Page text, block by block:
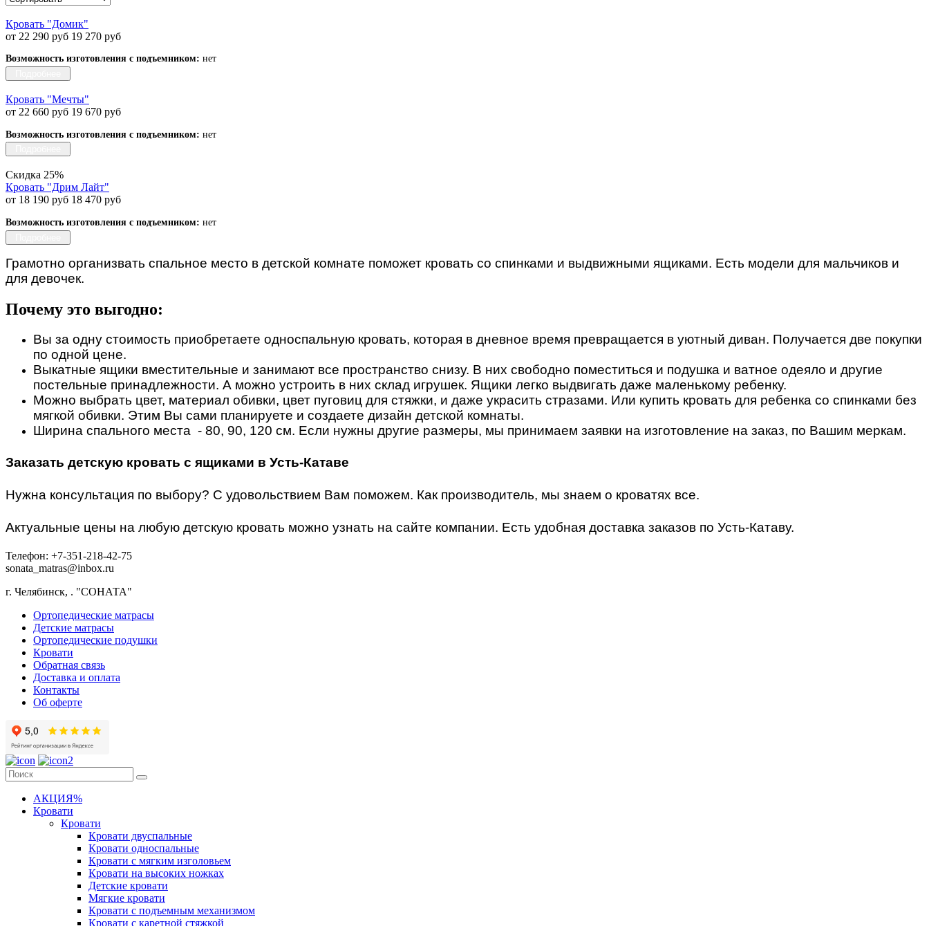
Кровать "Домик"
от 22 290 руб 19 270 руб
Возможность изготовления с подъемником: нет
Кровать "Мечты"
от 22 660 руб 19 670 руб
Возможность изготовления с подъемником: нет
Скидка 25%
Кровать "Дрим Лайт"
от 18 190 руб 18 470 руб
Возможность изготовления с подъемником: нет
Грамотно организвать спальное место в детской комнате поможет кровать со спинками и выдвижными ящиками. Есть модели для мальчиков и
для девочек.
Почему это выгодно:
Вы за одну стоимость приобретаете односпальную кровать, которая в дневное время превращается в уютный диван. Получается две покупки
по одной цене.
Выкатные ящики вместительные и занимают все пространство снизу. В них свободно поместиться и подушка и ватное одеяло и другие
постельные принадлежности. А можно устроить в них склад игрушек. Ящики легко выдвигать даже маленькому ребенку.
Можно выбрать цвет, материал обивки, цвет пуговиц для стяжки, и даже украсить стразами. Или купить кровать для ребенка со спинками без
мягкой обивки. Этим Вы сами планируете и создаете дизайн детской комнаты.
Ширина спального места - 80, 90, 120 см. Если нужны другие размеры, мы принимаем заявки на изготовление на заказ, по Вашим меркам.
Заказать детскую кровать с ящиками в Усть-Катаве
Нужна консультация по выбору? С удовольствием Вам поможем. Как производитель, мы знаем о кроватях все.
Актуальные цены на любую детскую кровать можно узнать на сайте компании. Есть удобная доставка заказов по Усть-Катаву.
Телефон: +7-351-218-42-75
sonata_matras@inbox.ru
г. Челябинск, . "СОНАТА"
Ортопедические матрасы
Детские матрасы
Ортопедические подушки
Кровати
Обратная связь
Доставка и оплата
Контакты
Об оферте
АКЦИЯ%
Кровати
Кровати
Кровати двуспальные
Кровати односпальные
Кровати с мягким изголовьем
Кровати на высоких ножках
Детские кровати
Мягкие кровати
Кровати с подъемным механизмом
Кровати с каретной стяжкой